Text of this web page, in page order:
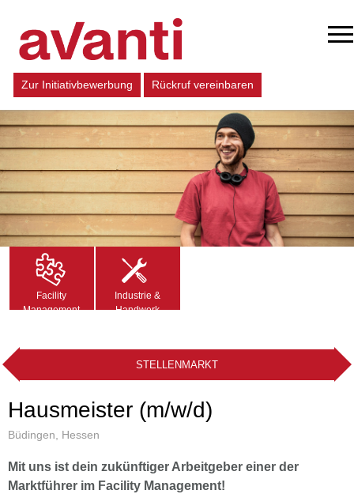
Zur Initiativbewerbung Rückruf vereinbaren
Facility
Management
Industrie &
Handwerk
STELLENMARKT
Hausmeister (m/w/d)
Büdingen, Hessen
Mit uns ist dein zukünftiger Arbeitgeber einer der
Marktführer im Facility Management!